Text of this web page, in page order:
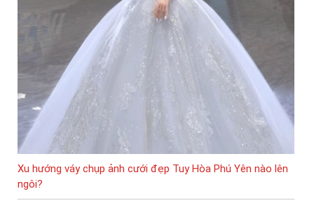
Xu hướng váy chụp ảnh cưới đẹp Tuy Hòa Phú Yên nào lên
ngôi?